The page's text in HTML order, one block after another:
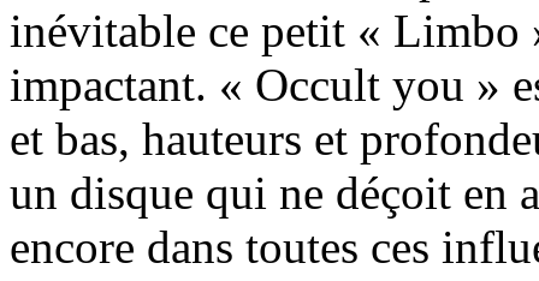
inévitable ce petit « Limbo
impactant. « Occult you »
et bas, hauteurs et
un disque qui ne déçoit en
encore dans toutes ces